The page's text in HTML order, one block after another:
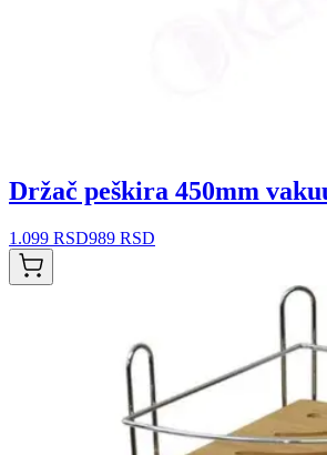
Držač peškira 450mm
1.099 RSD989 RSD